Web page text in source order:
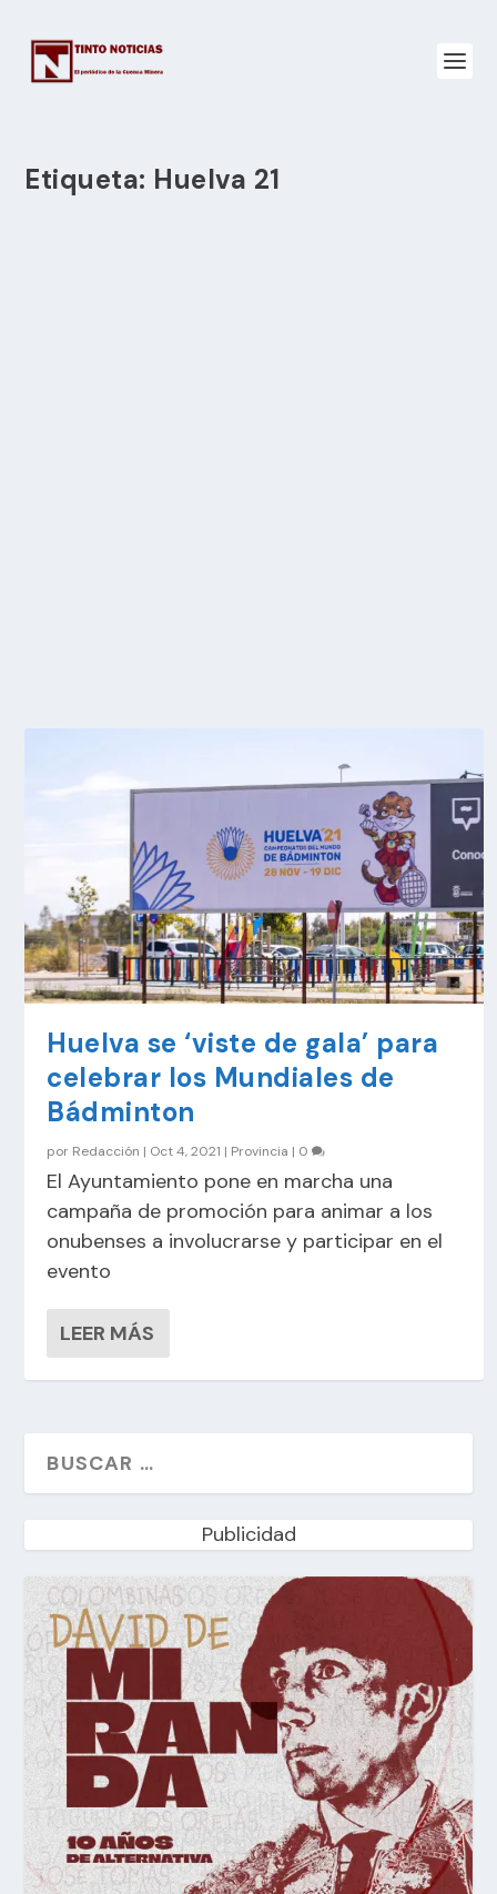
Etiqueta: Huelva 21
Huelva se ‘viste de gala’ para
celebrar los Mundiales de
Bádminton
por Redacción | Oct 4, 2021 | Provincia | 0
El Ayuntamiento pone en marcha una
campaña de promoción para animar a los
onubenses a involucrarse y participar en el
evento
LEER MÁS
Publicidad